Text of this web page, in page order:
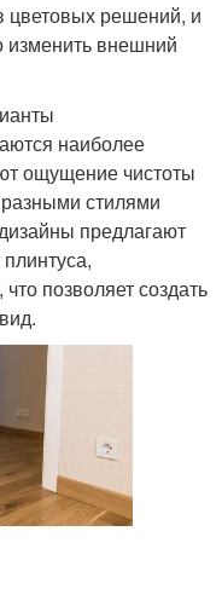
цветовых решений, и
изменить внешний
наиболее
ощущение чистоты
стилями
предлагают
позволяет создать